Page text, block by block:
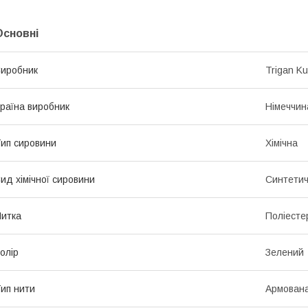
Trigan
виробник
сировини Хімічна
хімічної сировини
Зелений
нити